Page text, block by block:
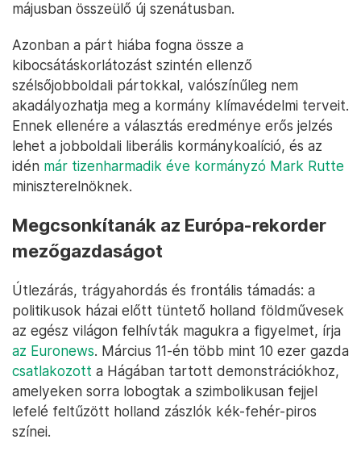
májusban összeülő új szenátusban.
Azonban a párt hiába fogna össze a
kibocsátáskorlátozást szintén ellenző
szélsőjobboldali pártokkal, valószínűleg nem
akadályozhatja meg a kormány klímavédelmi terveit.
Ennek ellenére a választás eredménye erős jelzés
lehet a jobboldali liberális kormánykoalíció, és az
idén már tizenharmadik éve kormányzó Mark Rutte
miniszterelnöknek.
Megcsonkítanák az Európa-rekorder
mezőgazdaságot
Útlezárás, trágyahordás és frontális támadás: a
politikusok házai előtt tüntető holland földművesek
az egész világon felhívták magukra a figyelmet, írja
az Euronews. Március 11-én több mint 10 ezer gazda
csatlakozott a Hágában tartott demonstrációkhoz,
amelyeken sorra lobogtak a szimbolikusan fejjel
lefelé feltűzött holland zászlók kék-fehér-piros
színei.